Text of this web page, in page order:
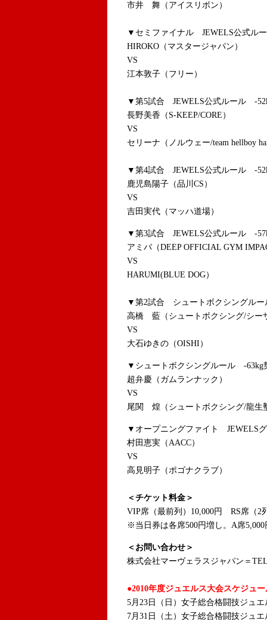
市井 舞（アイスリボン）
▼セミファイナル JEWELS公式ル
HIROKO（マスタージャパン）
VS
江本敦子（フリー）
▼第5試合 JEWELS公式ルール -
長野美香（S-KEEP/CORE）
VS
セリーナ（ノルウェー/team hellboy
▼第4試合 JEWELS公式ルール -
鹿児島陽子（品川CS）
VS
吉田実代（マッハ道場）
▼第3試合 JEWELS公式ルール -
アミバ（DEEP OFFICIAL GYM
VS
HARUMI(BLUE DOG）
▼第2試合 シュートボクシングル
高橋 藍（シュートボクシング/シー
VS
大石ゆきの（OISHI）
▼シュートボクシングルール -63kg
超弁慶（ガムランナック）
VS
尾関 煌（シュートボクシング/龍生
▼オープニングファイト JEWELS
村田恵実（AACC）
VS
高見明子（ポゴナクラブ）
＜チケット料金＞
VIP席（最前列）10,000円 RS席（2
※当日券は各席500円増し 。A席
＜お問い合わせ＞
株式会社マーヴェラスジャパン＝
●2010年度ジュエルス大会スケジュー
5月23日（日）女子総合格闘技ジュ
7月31日（土）女子総合格闘技ジュ